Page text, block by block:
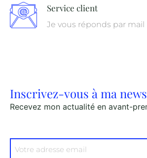
Service client
Je vous réponds par mail
Inscrivez-vous à ma
Recevez mon actualité en avant-